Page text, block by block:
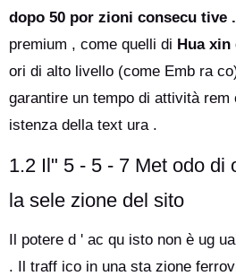
dopo 50 por zioni consecu tive
premium , come quelli di Hua xin
ori di alto livello (come Emb ra
garantire un tempo di attività rem
istenza della text ura .
1.2 Il" 5 - 5 - 7 Met odo di
la sele zione del sito
Il potere d ' ac qu isto non è ug
. Il traff ico in una sta zione